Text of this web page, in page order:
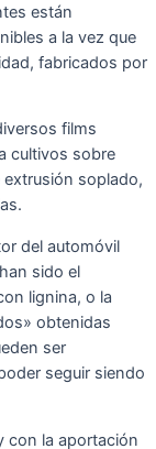
están
a la vez que
fabricados por
films
cultivos sobre
extrusión soplado,
del automóvil
sido el
lignina, o la
obtenidas
ser
seguir siendo
con la aportación